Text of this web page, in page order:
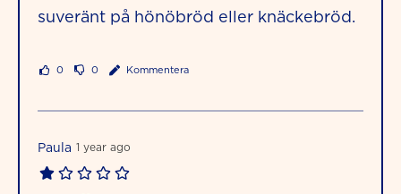
suveränt på hönöbröd eller knäckebröd.
0 0 Kommentera
Paula 1 year ago